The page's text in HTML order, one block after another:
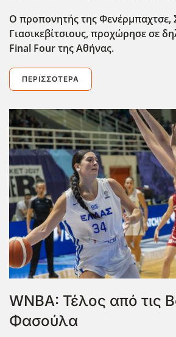
Ο προπονητής της Φενέρμπαχτσε,
Γιασικεβίτσιους, προχώρησε σε
Final Four της Αθήνας.
ΠΕΡΙΣΣΌΤΕΡΑ
WNBA: Τέλος από τις
Φασούλα